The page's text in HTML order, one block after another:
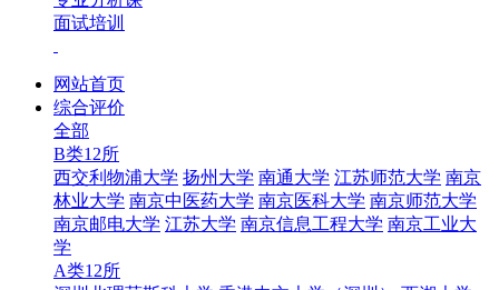
面试培训
网站首页
综合评价
全部
B类12所
西交利物浦大学 扬州大学 南通大学 江苏师范大学 南京
林业大学 南京中医药大学 南京医科大学 南京师范大学
南京邮电大学 江苏大学 南京信息工程大学 南京工业大
学
A类12所